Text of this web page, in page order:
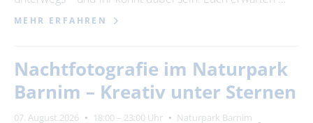
MEHR ERFAHREN
Nachtfotografie im Naturpark
Barnim – Kreativ unter Sternen
07. August 2026 18:00 – 23:00 Uhr
Naturpark Barnim